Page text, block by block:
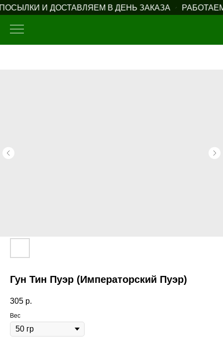
И ДОСТАВЛЯЕМ В ДЕНЬ ЗАКАЗА
Гун Тин Пуэр (Императорский Пуэр)
305 р.
Вес